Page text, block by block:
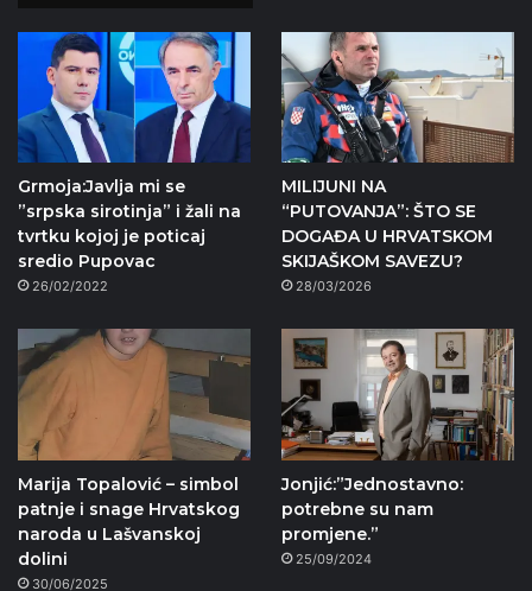
Grmoja:Javlja mi se
”srpska sirotinja” i žali na
tvrtku kojoj je poticaj
sredio Pupovac
26/02/2022
MILIJUNI NA
“PUTOVANJA”: ŠTO SE
DOGAĐA U HRVATSKOM
SKIJAŠKOM SAVEZU?
28/03/2026
Marija Topalović – simbol
patnje i snage Hrvatskog
naroda u Lašvanskoj
dolini
30/06/2025
Jonjić:”Jednostavno:
potrebne su nam
promjene.”
25/09/2024